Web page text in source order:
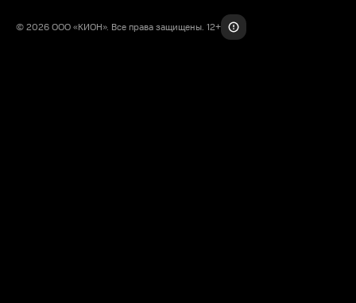
© 2026 ООО «КИОН». Все права защищены. 12+